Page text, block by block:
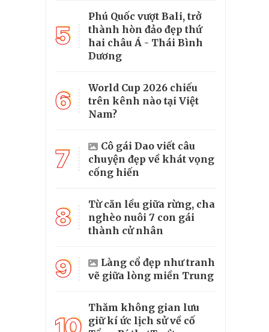
5
Phú Quốc vượt Bali, trở
thành hòn đảo đẹp thứ
hai châu Á - Thái Bình
Dương
6
World Cup 2026 chiếu
trên kênh nào tại Việt
Nam?
7
Cô gái Dao viết câu
chuyện đẹp về khát vọng
cống hiến
8
Từ căn lều giữa rừng, cha
nghèo nuôi 7 con gái
thành cử nhân
9
Làng cổ đẹp như tranh
vẽ giữa lòng miền Trung
Thăm không gian lưu
giữ kí ức lịch sử về cố